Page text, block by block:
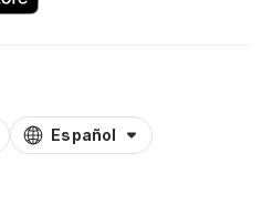
Español